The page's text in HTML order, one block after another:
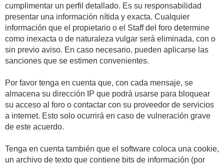
cumplimentar un perfil detallado. Es su responsabilidad
presentar una información nítida y exacta. Cualquier
información que el propietario o el Staff del foro determine
como inexacta o de naturaleza vulgar será eliminada, con o
sin previo aviso. En caso necesario, pueden aplicarse las
sanciones que se estimen convenientes.
Por favor tenga en cuenta que, con cada mensaje, se
almacena su dirección IP que podrá usarse para bloquear
su acceso al foro o contactar con su proveedor de servicios
a internet. Esto solo ocurrirá en caso de vulneración grave
de este acuerdo.
Tenga en cuenta también que el software coloca una cookie,
un archivo de texto que contiene bits de información (por